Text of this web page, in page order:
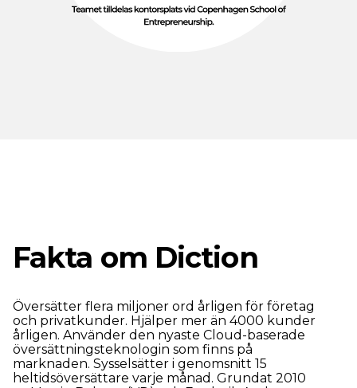
Fakta om Diction
Översätter flera miljoner ord årligen för företag
och privatkunder. Hjälper mer än 4000 kunder
årligen. Använder den nyaste Cloud-baserade
översättningsteknologin som finns på
marknaden. Sysselsätter i genomsnitt 15
heltidsöversättare varje månad. Grundat 2010